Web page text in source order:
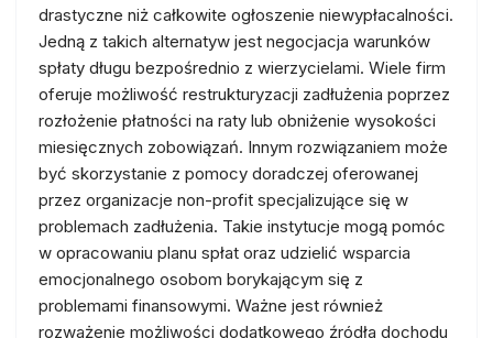
drastyczne niż całkowite ogłoszenie niewypłacalności.
Jedną z takich alternatyw jest negocjacja warunków
spłaty długu bezpośrednio z wierzycielami. Wiele firm
oferuje możliwość restrukturyzacji zadłużenia poprzez
rozłożenie płatności na raty lub obniżenie wysokości
miesięcznych zobowiązań. Innym rozwiązaniem może
być skorzystanie z pomocy doradczej oferowanej
przez organizacje non-profit specjalizujące się w
problemach zadłużenia. Takie instytucje mogą pomóc
w opracowaniu planu spłat oraz udzielić wsparcia
emocjonalnego osobom borykającym się z
problemami finansowymi. Ważne jest również
rozważenie możliwości dodatkowego źródła dochodu